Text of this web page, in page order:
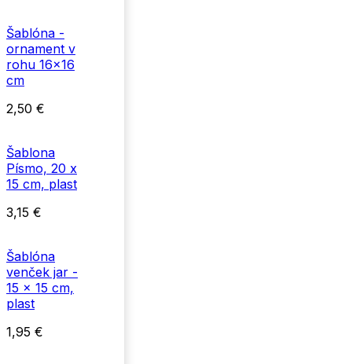
Šablóna -
ornament v
rohu 16x16
cm
2,50 €
Šablona
Písmo, 20 x
15 cm, plast
3,15 €
Šablóna
venček jar -
15 x 15 cm,
plast
1,95 €